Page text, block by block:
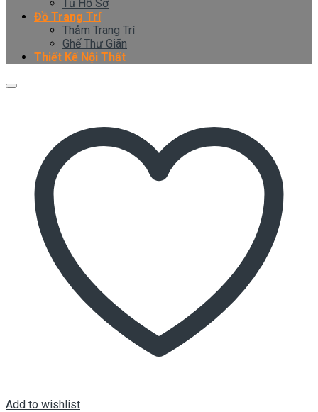
Tủ Hồ Sơ
Đồ Trang Trí
Thảm Trang Trí
Ghế Thư Giãn
Thiết Kế Nội Thất
Add to wishlist